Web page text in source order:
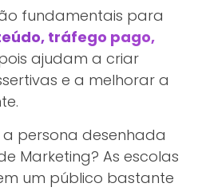
fundamentais para
tráfego pago,
ajudam a criar
e a melhorar a
a persona desenhada
Marketing? As escolas
um público bastante